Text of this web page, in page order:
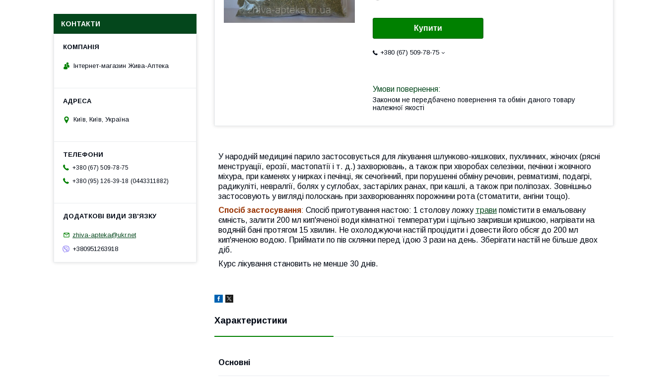
Купити
+380 (67) 509-78-75
Законом не передбачено повернення та обмін даного товару
належної якості
У народній медицині парило застосовується для лікування шлунково-кишкових, пухлинних, жіночих (рясні
менструації, ерозії, мастопатії і т. д.) захворювань, а також при хворобах селезінки, печінки і жовчного
міхура, при каменях у нирках і печінці, як сечогінний, при порушенні обміну речовин, ревматизмі, подагрі,
радикуліті, невралгії, болях у суглобах, застарілих ранах, при кашлі, а також при поліпозах. Зовнішньо
застосовують у вигляді полоскань при захворюваннях порожнини рота (стоматити, ангіни тощо).
Спосіб застосування: Спосіб приготування настою: 1 столову ложку трави помістити в емальовану
ємність, залити 200 мл кип'яченої води кімнатної температури і щільно закривши кришкою, нагрівати на
водяній бані протягом 15 хвилин. Не охолоджуючи настій процідити і довести його обсяг до 200 мл
кип'яченою водою. Приймати по пів склянки перед їдою 3 рази на день. Зберігати настій не більше двох
діб.
Курс лікування становить не менше 30 днів.
Характеристики
Основні
КОНТАКТИ
Інтернет-магазин Жива-Аптека
Київ, Київ, Україна
+380 (67) 509-78-75
+380 (95) 126-39-18
0443311882
zhiva-apteka@ukr.net
+380951263918